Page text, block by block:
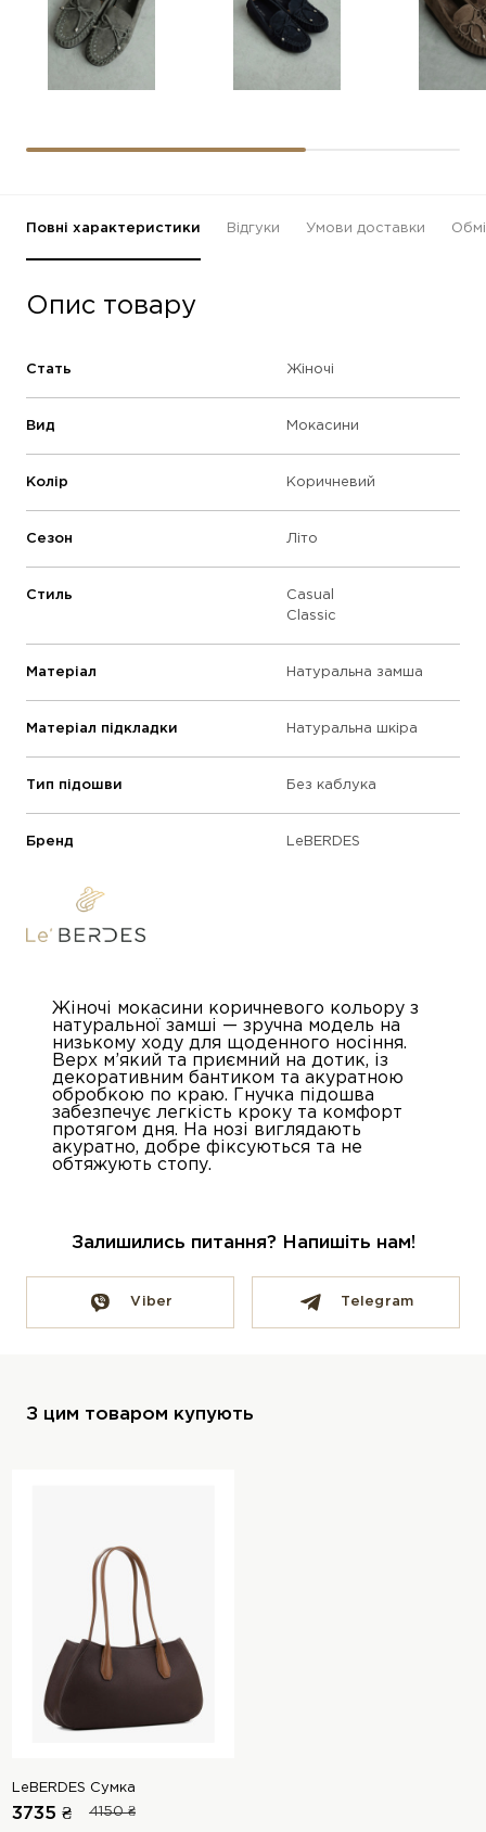
Повні характеристики Відгуки Умови доставки
Опис товару
Стать Жіночі
Вид Мокасини
Колір Коричневий
Сезон Літо
Стиль
Casual
Classic
Матеріал Натуральна замша
Матеріал підкладки Натуральна шкіра
Тип підошви Без каблука
Бренд LeBERDES
Жіночі мокасини коричневого кольору з
натуральної замші — зручна модель на
низькому ходу для щоденного носіння.
Верх м’який та приємний на дотик, із
декоративним бантиком та акуратною
обробкою по краю. Гнучка підошва
забезпечує легкість кроку та комфорт
протягом дня. На нозі виглядають
акуратно, добре фіксуються та не
обтяжують стопу.
Залишились питання? Напишіть нам!
Viber Telegram
З цим товаром купують
LeBERDES Сумка
3735 ₴ 4150 ₴